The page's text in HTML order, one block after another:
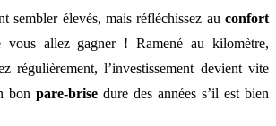
sembler élevés, mais réfléchissez au confort
allez gagner ! Ramené au kilomètre,
régulièrement, l’investissement devient vite
bon pare-brise dure des années s’il est bien